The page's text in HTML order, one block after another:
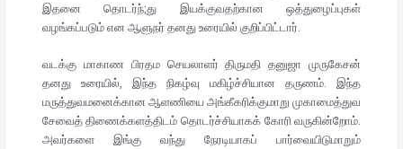
இதனை தொடர்ந்;து இயக்குவதற்கான ஒத்துழைப்புகள்
வழங்கப்படும் என ஆளுநர் தனது உரையில் குறிப்பிட்டார்.
வடக்கு மாகாண பிரதம செயலாளர் திருமதி தனுஜா முருகேசன்
தனது உரையில், இந்த நிகழ்வு மகிழ்ச்சியான தருணம். இந்த
மருத்துவமனைக்கான ஆளணியை அங்கீகரிக்குமாறு முகாமைத்துவ
சேவைத் திணைக்களத்திடம் தொடர்ச்சியாகக் கோரி வருகின்றோம்.
அவர்களை இங்கு வந்து நேரடியாகப் பார்வையிடுமாறும்